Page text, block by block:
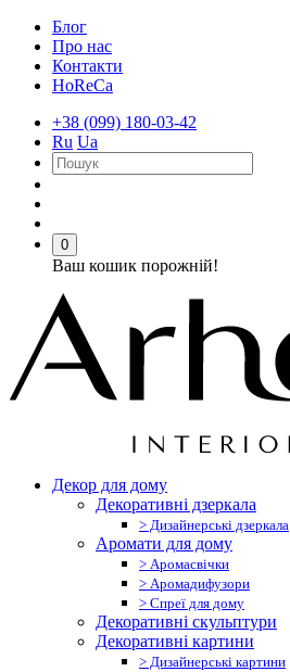
Блог
Про нас
Контакти
HoReCa
+38 (099) 180-03-42
Ru Ua
0
Ваш кошик порожній!
Декор для дому
Декоративні дзеркала
> Дизайнерські дзеркала
Аромати для дому
> Аромасвічки
> Аромадифузори
> Спреї для дому
Декоративні скульптури
Декоративні картини
> Дизайнерські картини